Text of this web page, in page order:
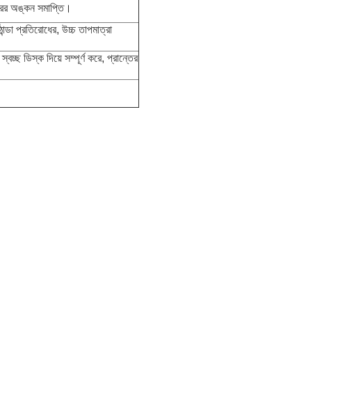
অঙ্কন সমাপ্তি।
প্রতিরোধের, উচ্চ তাপমাত্রা
ডিস্ক দিয়ে সম্পূর্ণ করে, প্রান্তের